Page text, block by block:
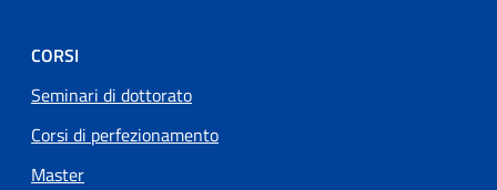
CORSI
Seminari di dottorato
Corsi di perfezionamento
Master